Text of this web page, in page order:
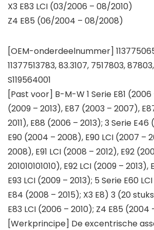
X3 E83 LCI (03/2006 – 08/2010)
Z4 E85 (06/2004 – 08/2008)
[OEM-onderdeelnummer]
11377513783, 83.3107, 7517803,
S119564001
[Past voor] B-M-W 1 Serie E81 (2006
(2009 – 2013), E87 (2003 – 2007),
2011), E88 (2006 – 2013); 3 Serie
E90 (2004 – 2008), E90 LCI (2007 –
2008), E91 LCI (2008 – 2012), E92
201010101010), E92 LCI (2009 –
E93 LCI (2009 – 2013); 5 Serie E60
E84 (2008 – 2015); X3 E8) 3 (20
E83 LCI (2006 – 2010); Z4 E85 (2004
[Werkprincipe] De excentrische